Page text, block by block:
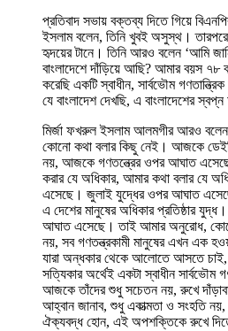
প্রতিবাদ সভায় বক্তব্য দিতে গিয়ে
ইসলাম বলেন, তিনি খুবই অসুস্থ।
হৃদয়ের টানে। তিনি আরও বলেন ‘আমি
বাংলাদেশে দাঁড়িয়ে আছি? আমার বয়স ৭৮
করেছি একটি স্বাধীন, সার্বভৌম
যে বাংলাদেশ দেখছি, এ বাংলাদেশের
মির্জা ফখরুল ইসলাম আলমগীর আরও
কোনো কথা বলার কিছু নেই। আজকে
নয়, আজকে গণতন্ত্রের ওপর আঘাত
করার যে অধিকার, আমার কথা বলার যে
এসেছে। জুলাই যুদ্ধের ওপর আঘাত
এ দেশের মানুষের অধিকার প্রতিষ্ঠার
আঘাত এসেছে। তাই আমার অনুরোধ,
নয়, সব গণতন্ত্রকামী মানুষের এখন এক
যারা অন্ধকার থেকে আলোতে আসতে চাই,
সত্যিকার অর্থেই একটা স্বাধীন সার্বভৌম
আজকে তাঁদের শুধু সচেতন নয়, রুখে
আহ্বান জানাব, শুধু একাত্মতা ও সংহতি নয়,
ঐক্যবদ্ধ হোন, এই অপশক্তিকে রুখে